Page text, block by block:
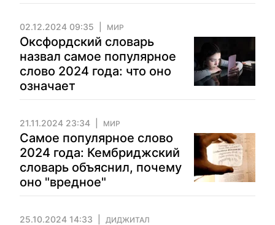
02.12.2024 09:35 МИР
Оксфордский словарь
назвал самое популярное
слово 2024 года: что оно
означает
21.11.2024 23:34 МИР
Самое популярное слово
2024 года: Кембриджский
словарь объяснил, почему
оно "вредное"
25.10.2024 14:33 ДИДЖИТАЛ